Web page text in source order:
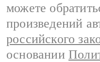
можете
произведений
российского
основании